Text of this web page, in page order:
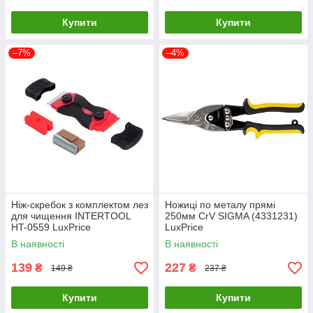
Купити Купити
–7%
Ніж-скребок з комплектом лез
для чищення INTERTOOL
HT-0559 LuxPrice
В наявності
139 ₴ 149 ₴
Купити
–4%
Ножиці по металу прямі
250мм CrV SIGMA (4331231)
LuxPrice
В наявності
227 ₴ 237 ₴
Купити